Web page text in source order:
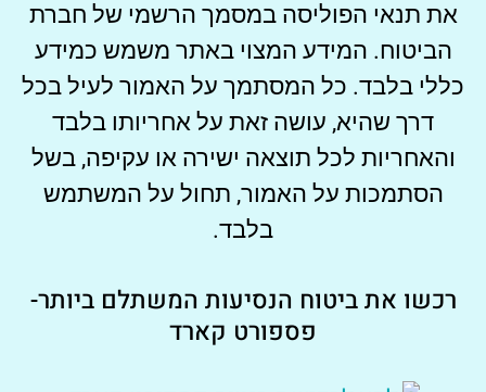
את תנאי הפוליסה במסמך הרשמי של חברת
הביטוח. המידע המצוי באתר משמש כמידע
כללי בלבד. כל המסתמך על האמור לעיל בכל
דרך שהיא, עושה זאת על אחריותו בלבד
והאחריות לכל תוצאה ישירה או עקיפה, בשל
הסתמכות על האמור, תחול על המשתמש
בלבד.
רכשו את ביטוח הנסיעות המשתלם ביותר-
פספורט קארד